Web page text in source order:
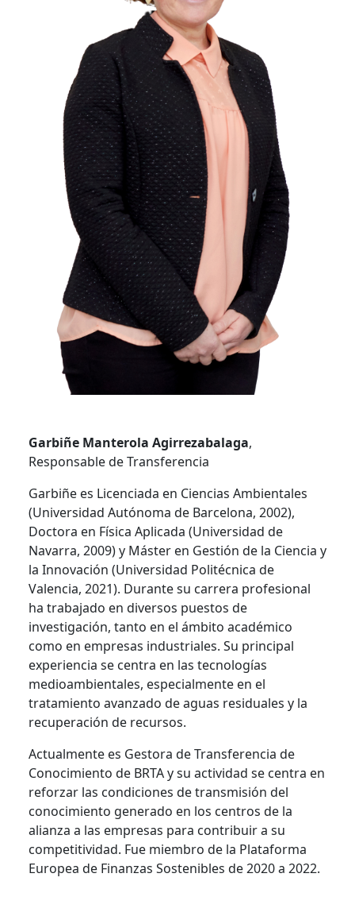
Garbiñe Manterola Agirrezabalaga,
Responsable de Transferencia
Garbiñe es Licenciada en Ciencias Ambientales
(Universidad Autónoma de Barcelona, 2002),
Doctora en Física Aplicada (Universidad de
Navarra, 2009) y Máster en Gestión de la Ciencia y
la Innovación (Universidad Politécnica de
Valencia, 2021). Durante su carrera profesional
ha trabajado en diversos puestos de
investigación, tanto en el ámbito académico
como en empresas industriales. Su principal
experiencia se centra en las tecnologías
medioambientales, especialmente en el
tratamiento avanzado de aguas residuales y la
recuperación de recursos.
Actualmente es Gestora de Transferencia de
Conocimiento de BRTA y su actividad se centra en
reforzar las condiciones de transmisión del
conocimiento generado en los centros de la
alianza a las empresas para contribuir a su
competitividad. Fue miembro de la Plataforma
Europea de Finanzas Sostenibles de 2020 a 2022.